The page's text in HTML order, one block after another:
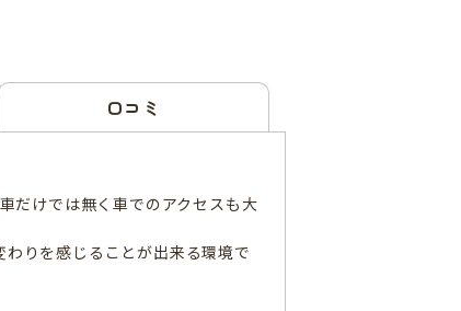
口コミ
だけでは無く車でのアクセスも大
りを感じることが出来る環境で